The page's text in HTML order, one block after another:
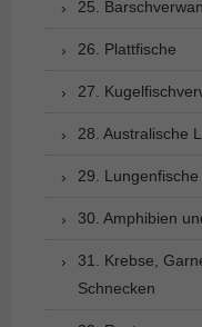
25.
26. Plattfische
27.
28. Australische
29. Lungenfische
30. Amphibien
31. Krebse,
Schnecken